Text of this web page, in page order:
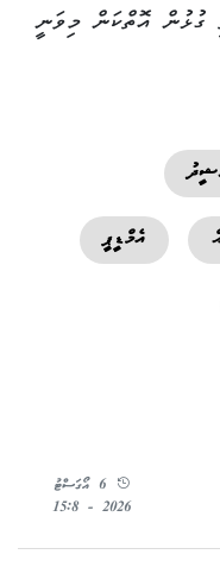
ގުޅުން އޮތްކަން މިވަނީ
އެމްޑީޕީ
6 އޯގަސްޓު
2026 - 15:8